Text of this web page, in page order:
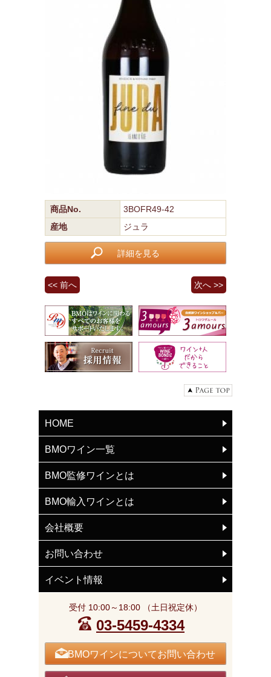
商品No.
3BOFR49-42
産地
ジュラ
詳細を見る
<< 前へ 次へ >>
HOME
BMOワイン一覧
BMO監修ワインとは
BMO輸入ワインとは
会社概要
お問い合わせ
イベント情報
受付 10:00～18:00 （土日祝定休）
03-5459-4334
BMOワインについてお問い合わせ